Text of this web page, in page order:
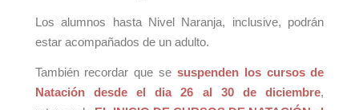
Los alumnos hasta Nivel Naranja, inclusive, podrán
estar acompañados de un adulto.
También recordar que se suspenden los cursos de
Natación desde el dia 26 al 30 de diciembre,